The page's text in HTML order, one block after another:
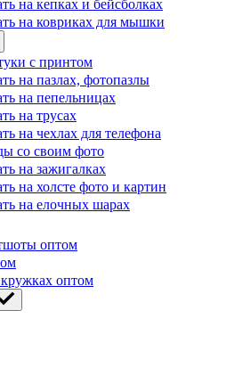
на кепках и бейсболках
на ковриках для мышки
с принтом
на пазлах, фотопазлы
на пепельницах
на трусах
на чехлах для телефона
со своим фото
на зажигалках
на холсте фото и картин
на елочных шарах
оптом
оптом